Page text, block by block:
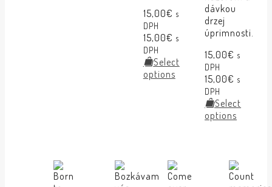
15,00€ s
DPH
15,00€ s
DPH
Select
options
dávkou
drzej
úprimnosti.
15,00€ s
DPH
15,00€ s
DPH
Select
options